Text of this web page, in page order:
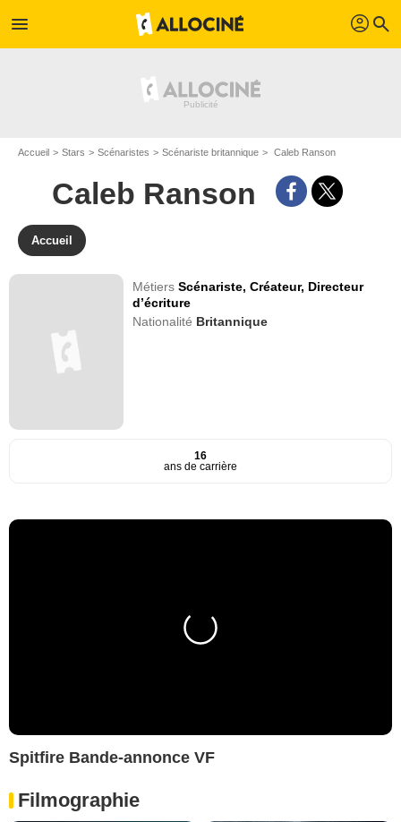
menu profil search
Accueil Stars Scénaristes Scénariste britannique Caleb Ranson
Caleb Ranson
Accueil
MétiersScénariste,Créateur, Directeur
d’écriture
Nationalité Britannique
16
ans de carrière
Spitfire Bande-annonce VF
Filmographie